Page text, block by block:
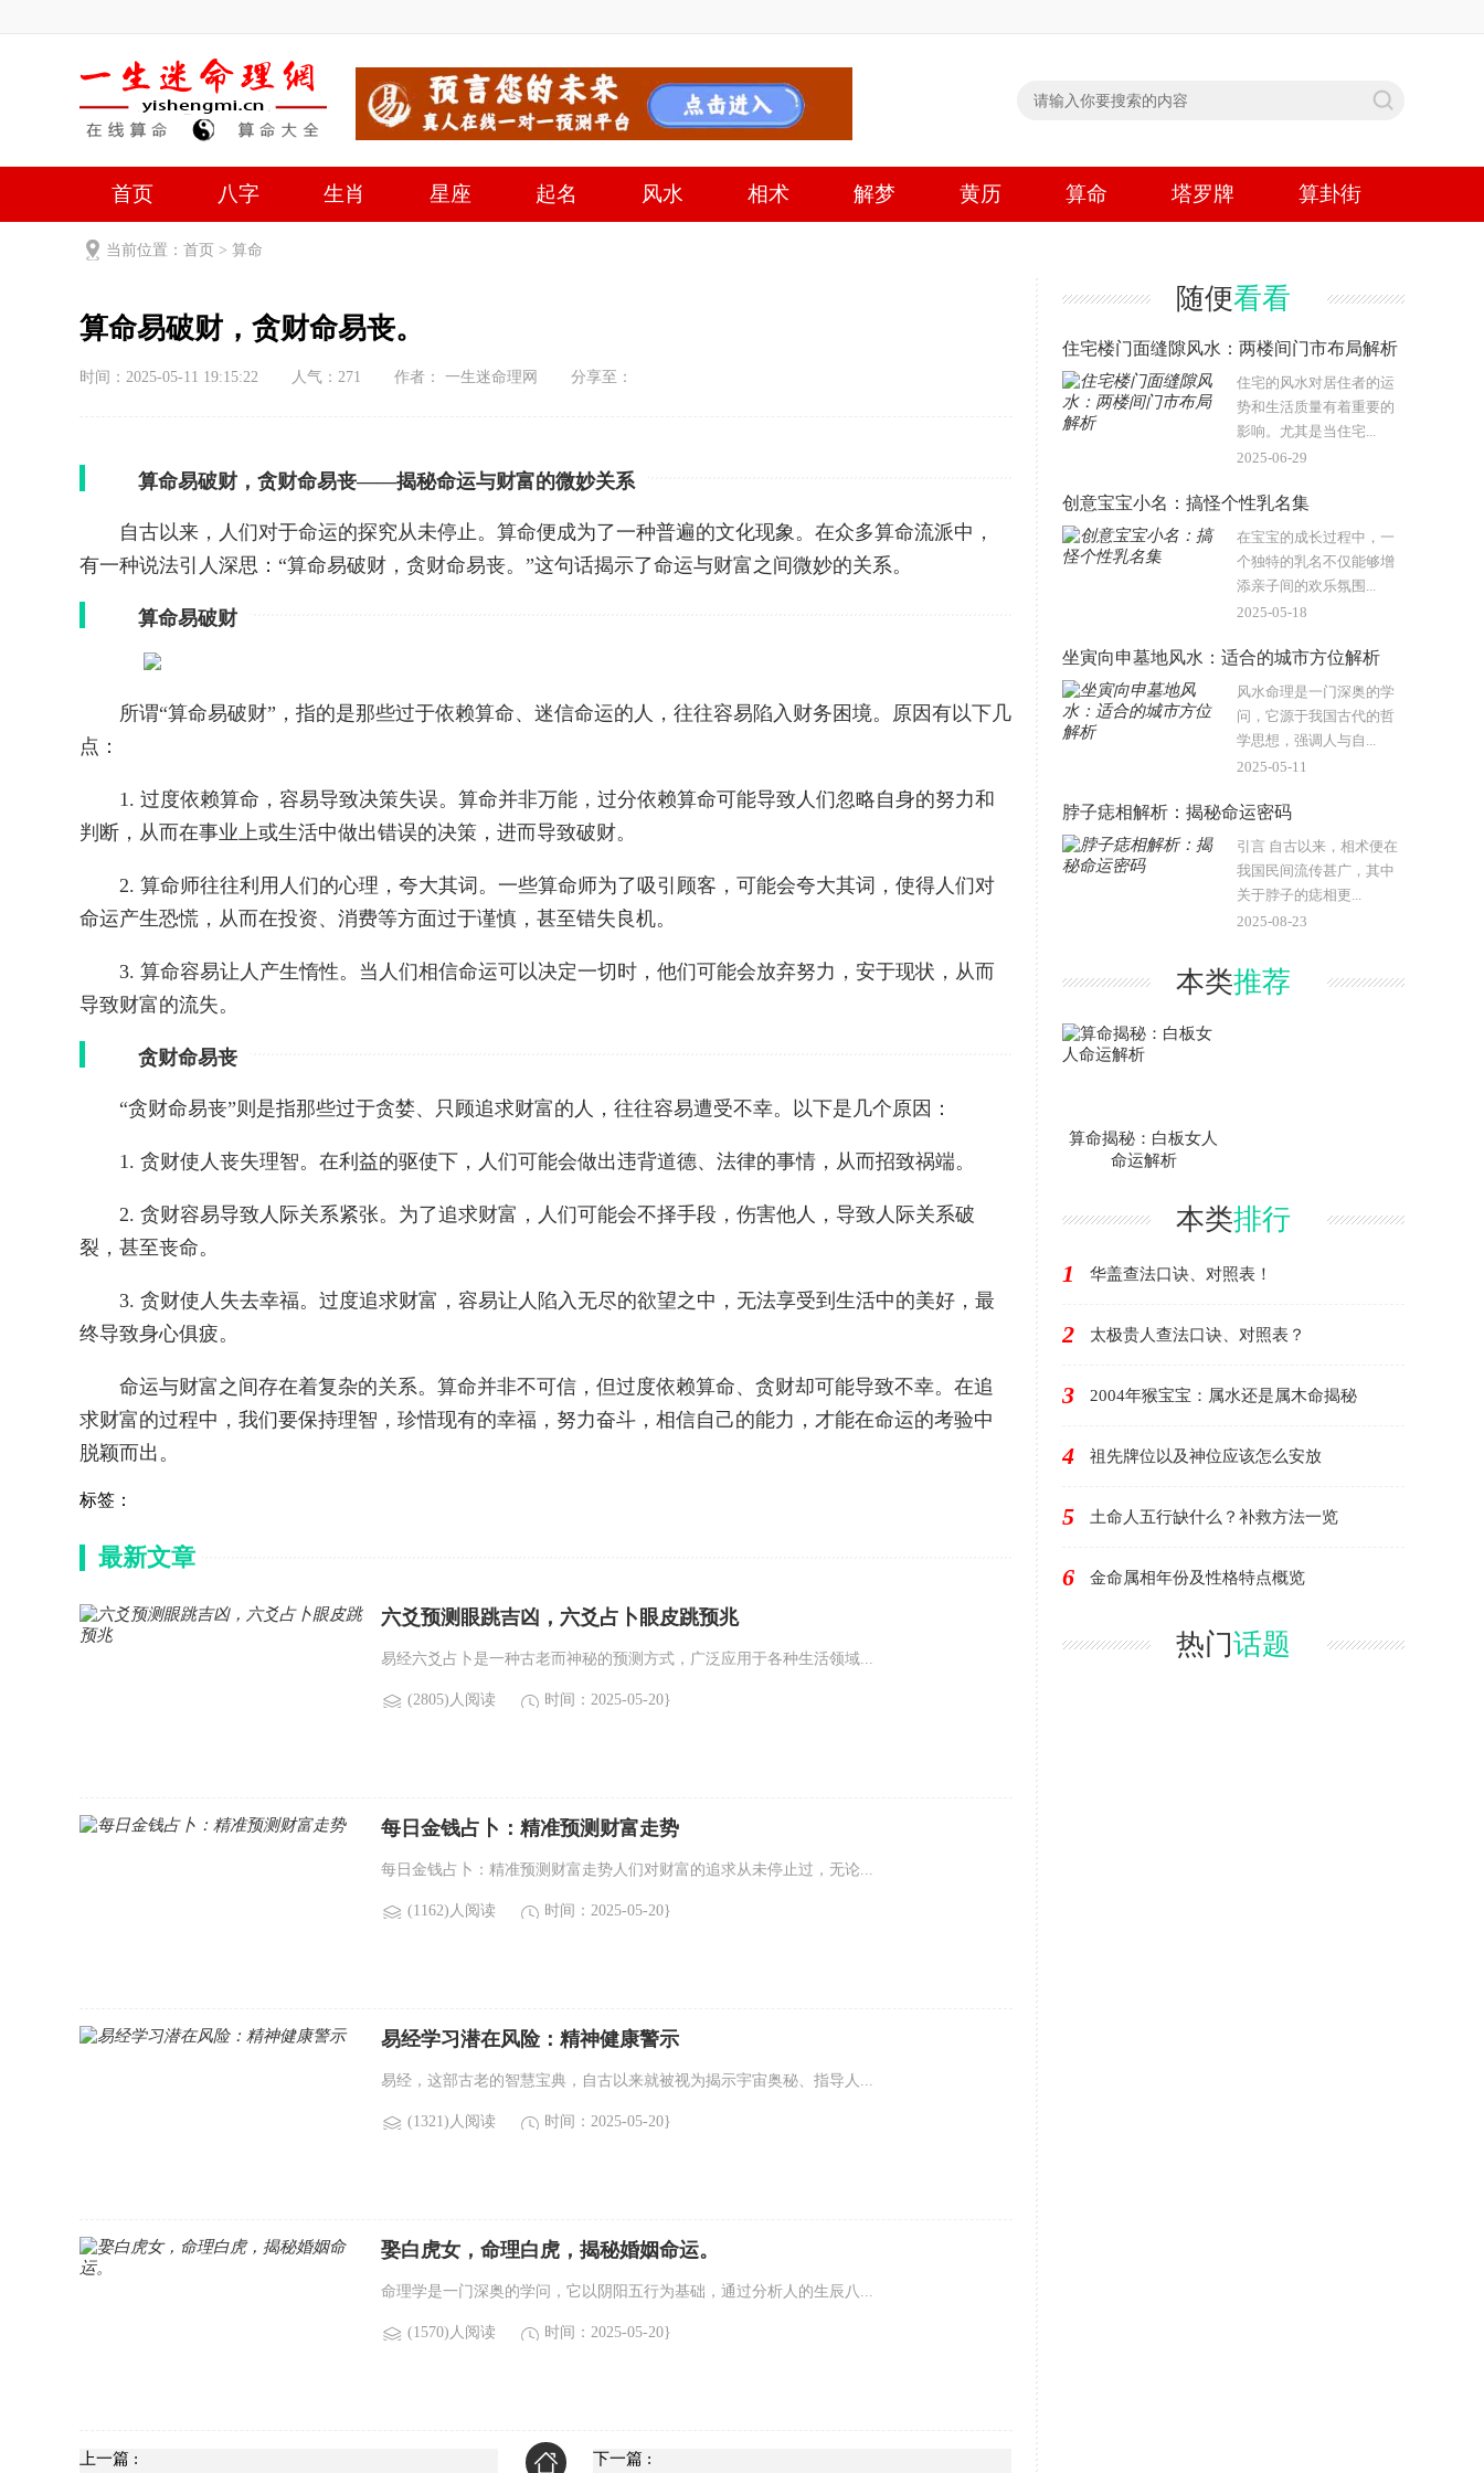
首页 八字 生肖 星座 起名 风水 相术 解梦 黄历 算命 塔罗牌 算卦街
当前位置： 首页 > 算命
算命易破财，贪财命易丧。
时间：2025-05-11 19:15:22 人气： 271 作者： 一生迷命理网 分享至：
算命易破财，贪财命易丧——揭秘命运与财富的微妙关系
自古以来，人们对于命运的探究从未停止。算命便成为了一种普遍的文化现象。在众多算命流派中，
有一种说法引人深思：“算命易破财，贪财命易丧。”这句话揭示了命运与财富之间微妙的关系。
算命易破财
所谓“算命易破财”，指的是那些过于依赖算命、迷信命运的人，往往容易陷入财务困境。原因有以下几
点：
1. 过度依赖算命，容易导致决策失误。算命并非万能，过分依赖算命可能导致人们忽略自身的努力和
判断，从而在事业上或生活中做出错误的决策，进而导致破财。
2. 算命师往往利用人们的心理，夸大其词。一些算命师为了吸引顾客，可能会夸大其词，使得人们对
命运产生恐慌，从而在投资、消费等方面过于谨慎，甚至错失良机。
3. 算命容易让人产生惰性。当人们相信命运可以决定一切时，他们可能会放弃努力，安于现状，从而
导致财富的流失。
贪财命易丧
“贪财命易丧”则是指那些过于贪婪、只顾追求财富的人，往往容易遭受不幸。以下是几个原因：
1. 贪财使人丧失理智。在利益的驱使下，人们可能会做出违背道德、法律的事情，从而招致祸端。
2. 贪财容易导致人际关系紧张。为了追求财富，人们可能会不择手段，伤害他人，导致人际关系破
裂，甚至丧命。
3. 贪财使人失去幸福。过度追求财富，容易让人陷入无尽的欲望之中，无法享受到生活中的美好，最
终导致身心俱疲。
命运与财富之间存在着复杂的关系。算命并非不可信，但过度依赖算命、贪财却可能导致不幸。在追
求财富的过程中，我们要保持理智，珍惜现有的幸福，努力奋斗，相信自己的能力，才能在命运的考验中
脱颖而出。
标签：
最新文章
六爻预测眼跳吉凶，六爻占卜眼皮跳预兆
易经六爻占卜是一种古老而神秘的预测方式，广泛应用于各种生活领域...
(2805)人阅读 时间：2025-05-20}
每日金钱占卜：精准预测财富走势
每日金钱占卜：精准预测财富走势人们对财富的追求从未停止过，无论...
(1162)人阅读 时间：2025-05-20}
易经学习潜在风险：精神健康警示
易经，这部古老的智慧宝典，自古以来就被视为揭示宇宙奥秘、指导人...
(1321)人阅读 时间：2025-05-20}
娶白虎女，命理白虎，揭秘婚姻命运。
命理学是一门深奥的学问，它以阴阳五行为基础，通过分析人的生辰八...
(1570)人阅读 时间：2025-05-20}
上一篇 : 下一篇 :
随便看看
住宅楼门面缝隙风水：两楼间门市布局解析
住宅的风水对居住者的运
势和生活质量有着重要的
影响。尤其是当住宅...
2025-06-29
创意宝宝小名：搞怪个性乳名集
在宝宝的成长过程中，一
个独特的乳名不仅能够增
添亲子间的欢乐氛围...
2025-05-18
坐寅向申墓地风水：适合的城市方位解析
风水命理是一门深奥的学
问，它源于我国古代的哲
学思想，强调人与自...
2025-05-11
脖子痣相解析：揭秘命运密码
引言 自古以来，相术便在
我国民间流传甚广，其中
关于脖子的痣相更...
2025-08-23
本类推荐
算命揭秘：白板女人
命运解析
本类排行
1 华盖查法口诀、对照表！
2 太极贵人查法口诀、对照表？
3 2004年猴宝宝：属水还是属木命揭秘
4 祖先牌位以及神位应该怎么安放
5 土命人五行缺什么？补救方法一览
6 金命属相年份及性格特点概览
热门话题